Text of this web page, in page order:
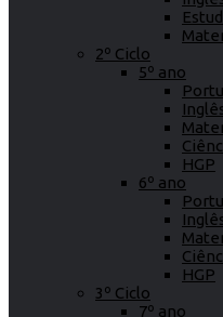
2º Ciclo
5º ano
HGP
6º ano
HGP
3º Ciclo
7º ano